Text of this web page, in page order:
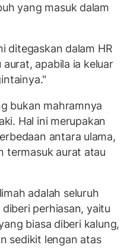
yang masuk dalam
ditegaskan dalam HR
apabila ia keluar
bukan mahramnya
Hal ini merupakan
antara ulama,
termasuk aurat atau
adalah seluruh
perhiasan, yaitu
biasa diberi kalung,
sedikit lengan atas